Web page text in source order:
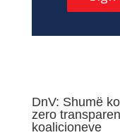
DnV: Shumë
zero
koalicioneve